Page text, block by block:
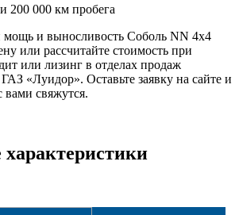
200 000 км пробега
мощь и выносливость Соболь NN 4х4
или рассчитайте стоимость при
или лизинг в отделах продаж
«Луидор». Оставьте заявку на сайте и
свяжутся.